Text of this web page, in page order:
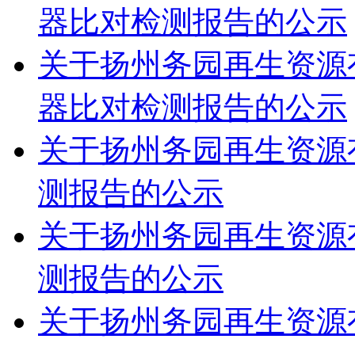
器比对检测报告的公示
关于扬州务园再生资
器比对检测报告的公示
关于扬州务园再生资
测报告的公示
关于扬州务园再生资
测报告的公示
关于扬州务园再生资